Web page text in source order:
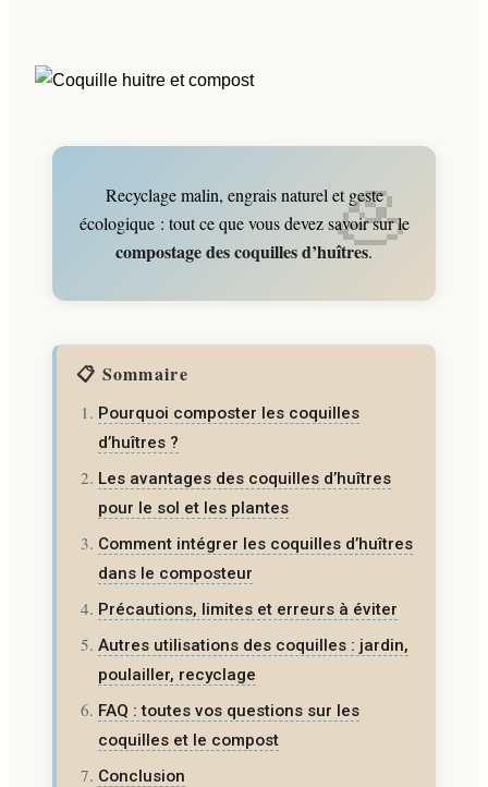
Recyclage malin, engrais naturel et geste
écologique : tout ce que vous devez savoir sur le
compostage des coquilles d’huîtres.
📋 Sommaire
Pourquoi composter les coquilles
d’huîtres ?
Les avantages des coquilles d’huîtres
pour le sol et les plantes
Comment intégrer les coquilles d’huîtres
dans le composteur
Précautions, limites et erreurs à éviter
Autres utilisations des coquilles : jardin,
poulailler, recyclage
FAQ : toutes vos questions sur les
coquilles et le compost
Conclusion